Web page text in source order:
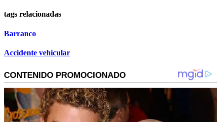
tags relacionadas
Barranco
Accidente vehicular